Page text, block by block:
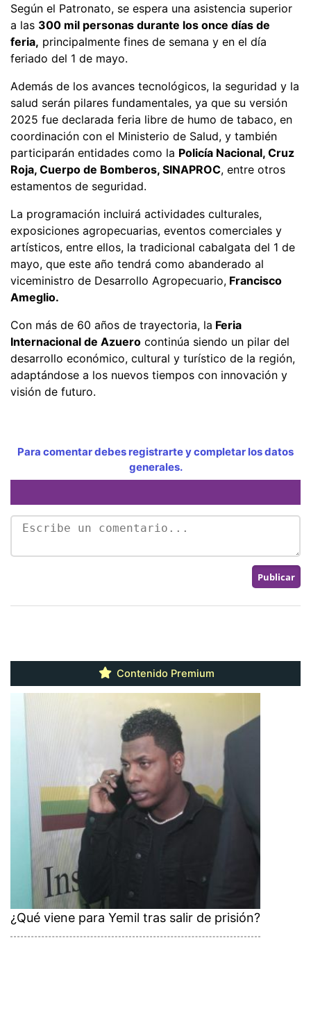
Según el Patronato, se espera una asistencia superior
a las 300 mil personas durante los once días de
feria, principalmente fines de semana y en el día
feriado del 1 de mayo.
Además de los avances tecnológicos, la seguridad y la
salud serán pilares fundamentales, ya que su versión
2025 fue declarada feria libre de humo de tabaco, en
coordinación con el Ministerio de Salud, y también
participarán entidades como la Policía Nacional, Cruz
Roja, Cuerpo de Bomberos, SINAPROC, entre otros
estamentos de seguridad.
La programación incluirá actividades culturales,
exposiciones agropecuarias, eventos comerciales y
artísticos, entre ellos, la tradicional cabalgata del 1 de
mayo, que este año tendrá como abanderado al
viceministro de Desarrollo Agropecuario, Francisco
Ameglio.
Con más de 60 años de trayectoria, la Feria
Internacional de Azuero continúa siendo un pilar del
desarrollo económico, cultural y turístico de la región,
adaptándose a los nuevos tiempos con innovación y
visión de futuro.
Para comentar debes registrarte y completar los datos
generales.
Contenido Premium
¿Qué viene para Yemil tras salir de prisión?